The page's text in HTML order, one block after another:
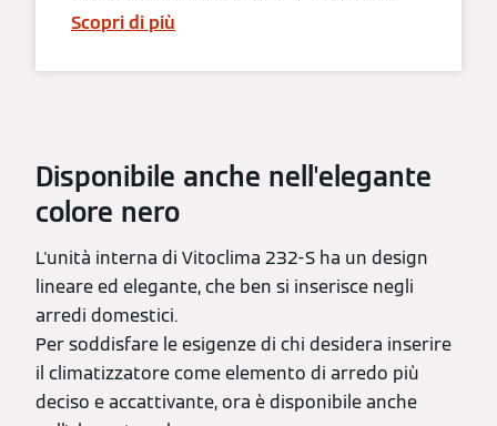
Scopri di più
Disponibile anche nell'elegante
colore nero
L'unità interna di Vitoclima 232-S ha un design
lineare ed elegante, che ben si inserisce negli
arredi domestici.
Per soddisfare le esigenze di chi desidera inserire
il climatizzatore come elemento di arredo più
deciso e accattivante, ora è disponibile anche